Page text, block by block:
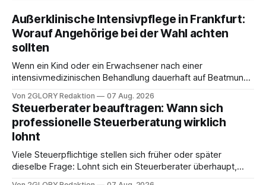
Außerklinische Intensivpflege in Frankfurt:
Worauf Angehörige bei der Wahl achten
sollten
Wenn ein Kind oder ein Erwachsener nach einer
intensivmedizinischen Behandlung dauerhaft auf Beatmung
angewiesen ist, stellt sich für Familien eine schwierige
Frage: Muss die Versorgung dauerhaft in der Klinik bleiben –
oder ist ein Leben zu Hause möglich? Die außerklinische
Intensivpflege bietet genau diese Alternative: Sie
Von 2GLORY Redaktion 07 Aug. 2026
Steuerberater beauftragen: Wann sich
professionelle Steuerberatung wirklich
lohnt
Viele Steuerpflichtige stellen sich früher oder später
dieselbe Frage: Lohnt sich ein Steuerberater überhaupt,